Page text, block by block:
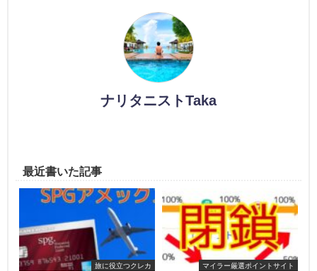
ナリタニストTaka
最近書いた記事
旅に役立つクレカ マイラー厳選ポイントサイト